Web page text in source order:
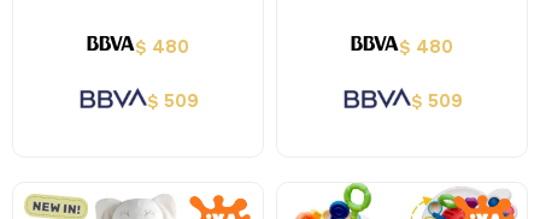
$ 480
$ 509
$ 480
$ 509